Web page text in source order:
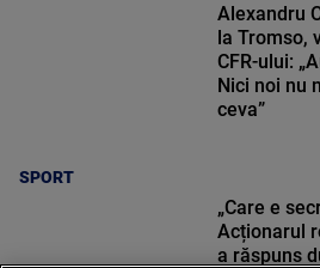
SPORT
Alexandru
la Tromso,
CFR-ului:
Nici noi nu
ceva”
„Care e
Acționarul
a răspuns